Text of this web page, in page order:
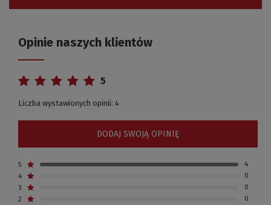
Opinie naszych klientów
5
Liczba wystawionych opinii: 4
DODAJ SWOJĄ OPINIĘ
5
4
4
0
3
0
2
0